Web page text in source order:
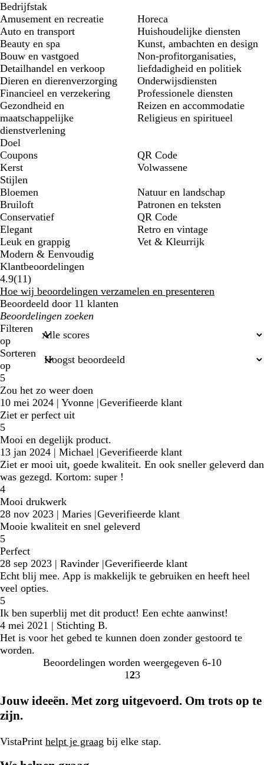
Bedrijfstak
Amusement en recreatie
Auto en transport
Beauty en spa
Bouw en vastgoed
Detailhandel en verkoop
Dieren en dierenverzorging
Financieel en verzekering
Gezondheid en
maatschappelijke
dienstverlening
Horeca
Huishoudelijke diensten
Kunst, ambachten en design
Non-profitorganisaties,
liefdadigheid en politiek
Onderwijsdiensten
Professionele diensten
Reizen en accommodatie
Religieus en spiritueel
Doel
Coupons
Kerst
QR Code
Volwassene
Stijlen
Bloemen
Bruiloft
Conservatief
Elegant
Leuk en grappig
Modern & Eenvoudig
Natuur en landschap
Patronen en teksten
QR Code
Retro en vintage
Vet & Kleurrijk
Klantbeoordelingen
4.9(1111
klantbeoordelingen
)
Hoe wij beoordelingen verzamelen en presenteren
Beoordeeld door 11 klanten
Mijn
zoekopdrachten
Filteren
op
Sorteren
op
5
Zou het zo weer doen
10 mei 2024 | Yvonne |Geverifieerde klant
Ziet er perfect uit
5
Mooi en degelijk product.
13 jan 2024 | Michael |Geverifieerde klant
Ziet er mooi uit, goede kwaliteit. En ook sneller geleverd dan
was gezegd. Kortom: super !
4
Mooi drukwerk
28 nov 2023 | Maries |Geverifieerde klant
Mooie kwaliteit en snel geleverd
5
Perfect
28 sep 2023 | Ravinder |Geverifieerde klant
Echt blij mee. App is makkelijk te gebruiken en heeft heel
veel opties.
5
Ik ben superblij met dit product! Een echte aanwinst!
4 mei 2021 | Stichting B.
Het is voor het gebed te kunnen doen zonder gestoord te
worden.
Beoordelingen worden weergegeven 6-10
Naar
1Naar
2Naar
3
Jouw ideeën. Met zorg uitgevoerd. Om trots op te
zijn.
VistaPrint helpt je graag bij elke stap.